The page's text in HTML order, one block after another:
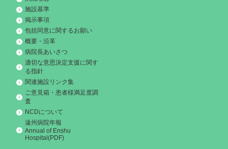
施設基準
掲示事項
包括同意に関するお願い
概要・沿革
病院長あいさつ
適切な意思決定支援に関す
る指針
関連施設リンク集
ご意見箱・患者様満足度調
査
NCDについて
遠州病院年報
Annual of Enshu
Hospital(PDF)